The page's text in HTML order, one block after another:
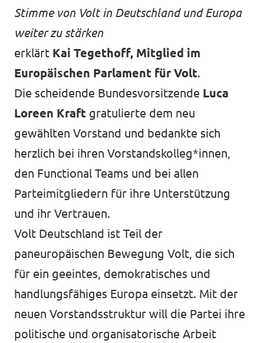
Stimme von Volt in Deutschland und Europa
weiter zu stärken
erklärt Kai Tegethoff, Mitglied im
Europäischen Parlament für Volt.
Die scheidende Bundesvorsitzende Luca
Loreen Kraft gratulierte dem neu
gewählten Vorstand und bedankte sich
herzlich bei ihren Vorstandskolleg*innen,
den Functional Teams und bei allen
Parteimitgliedern für ihre Unterstützung
und ihr Vertrauen.
Volt Deutschland ist Teil der
paneuropäischen Bewegung Volt, die sich
für ein geeintes, demokratisches und
handlungsfähiges Europa einsetzt. Mit der
neuen Vorstandsstruktur will die Partei ihre
politische und organisatorische Arbeit